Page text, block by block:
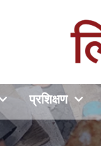
प्रशिक्षण